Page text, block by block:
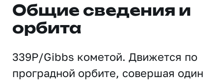
Общие сведения и
орбита
339P/Gibbs кометой. Движется по
проградной орбите, совершая один